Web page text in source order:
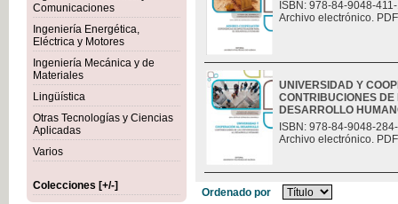
Comunicaciones
Ingeniería Energética,
Eléctrica y Motores
Ingeniería Mecánica y de
Materiales
Lingüística
Otras Tecnologías y Ciencias
Aplicadas
Varios
Colecciones [+/-]
ISBN: 978-84-9048-
Archivo electrónico.
UNIVERSIDAD Y
CONTRIBUCIONES
DESARROLLO
ISBN: 978-84-9048-
Archivo electrónico.
Ordenado por